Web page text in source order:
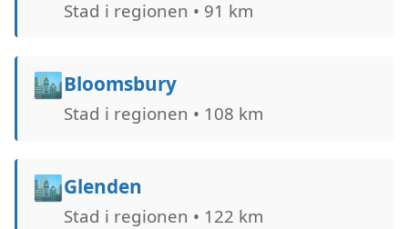
Stad i regionen • 91 km
🏙️Bloomsbury
Stad i regionen • 108 km
🏙️Glenden
Stad i regionen • 122 km